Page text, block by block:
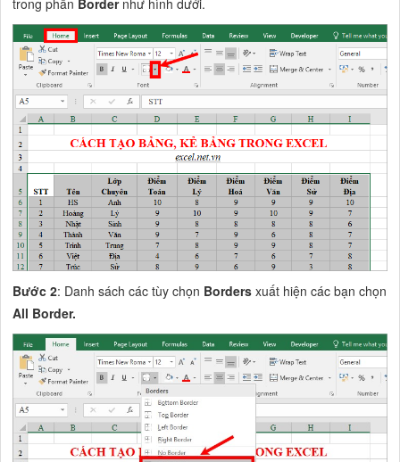
trong phần Bordernhư hình dưới.
Bước 2: Danh sách các tùy chọn Borders xuất hiện các bạn chọn
All Border.